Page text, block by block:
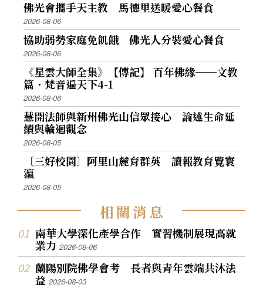
佛光會攜手天主教 馬德里送暖愛心餐食
2026-08-06
協助弱勢家庭免飢餓 佛光人分裝愛心餐食
2026-08-06
《星雲大師全集》【傳記】 百年佛緣──文教
篇．梵音遍天下4-1
2026-08-06
慧開法師與新州佛光山信眾接心 論述生命延
續與輪迴觀念
2026-08-05
〔三好校園〕阿里山麓育群英 讀報教育覽寰
瀛
2026-08-05
相關消息
南華大學深化產學合作 實習機制展現高就
業力2026-08-06
蘭陽別院佛學會考 長者與青年雲端共沐法
益2026-08-03